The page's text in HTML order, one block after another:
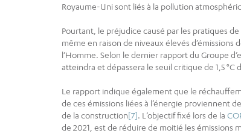
Royaume-Uni sont liés à la pollution
Pourtant, le préjudice causé par les pratiques
même en raison de niveaux élevés
l’Homme. Selon le dernier rapport du Groupe
atteindra et dépassera le seuil critique de 1,5
Le rapport indique également que le
de ces émissions liées à l’énergie proviennent
de la construction[7]. L’objectif fixé lors de la
de 2021, est de réduire de moitié les émissions